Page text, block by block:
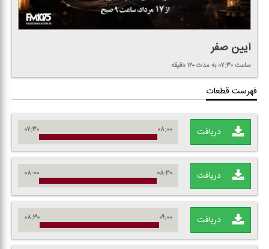
آیین صفر
ساعت ۰۷:۳۰ به مدت ۱۲۰ دقیقه
فهرست قطعات
دریافت ۰۷:۳۰ ۰۸:۰۰
دریافت ۰۸:۰۰ ۰۸:۳۰
دریافت ۰۸:۳۰ ۰۹:۰۰